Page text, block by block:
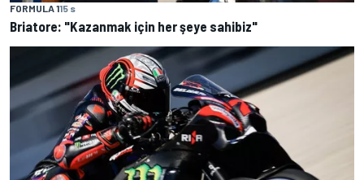
FORMULA 115 s
Briatore: "Kazanmak için her şeye sahibiz"